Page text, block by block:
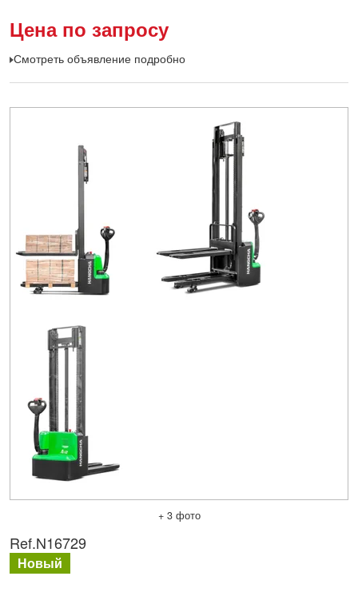
Цена по запросу
Смотреть объявление подробно
+ 3 фото
Ref.N16729
Новый